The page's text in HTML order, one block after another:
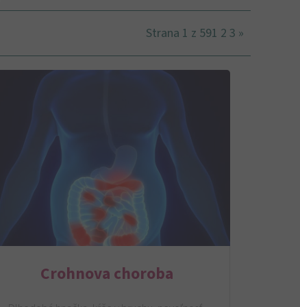
Strana 1 z 591 2 3 »
Crohnova choroba